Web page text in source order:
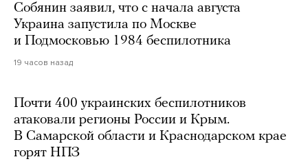
Собянин заявил, что с начала августа
Украина запустила по Москве
и Подмосковью 1984 беспилотника
19 часов назад
Почти 400 украинских беспилотников
атаковали регионы России и Крым.
В Самарской области и Краснодарском крае
горят НПЗ